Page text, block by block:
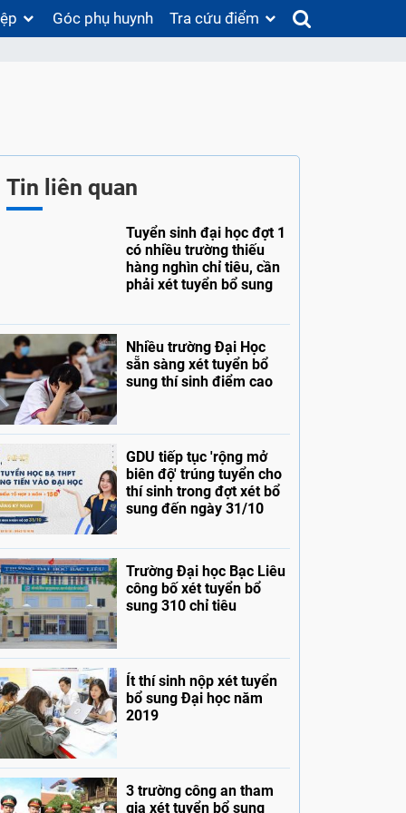
Góc phụ huynh Tra cứu điểm
Tin liên quan
Tuyển sinh đại học đợt 1
có nhiều trường thiếu
hàng nghìn chỉ tiêu, cần
phải xét tuyển bổ sung
Nhiều trường Đại Học
sẵn sàng xét tuyển bổ
sung thí sinh điểm cao
GDU tiếp tục 'rộng mở
biên độ' trúng tuyển cho
thí sinh trong đợt xét bổ
sung đến ngày 31/10
Trường Đại học Bạc Liêu
công bố xét tuyển bổ
sung 310 chỉ tiêu
Ít thí sinh nộp xét tuyển
bổ sung Đại học năm
2019
3 trường công an tham
gia xét tuyển bổ sung